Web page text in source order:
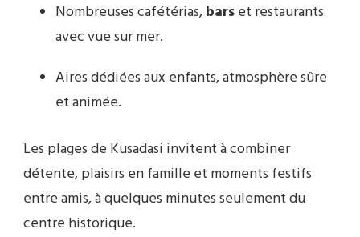
Nombreuses cafétérias,barset restaurants
avec vue sur mer.
Aires dédiées aux enfants, atmosphère sûre
et animée.
Les plages de Kusadasi invitent à combiner
détente, plaisirs en famille et moments festifs
entre amis, à quelques minutes seulement du
centre historique.